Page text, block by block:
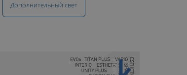
Дополнительный свет